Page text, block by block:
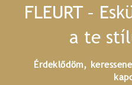
FLEURT –
a te
Érdeklődöm,